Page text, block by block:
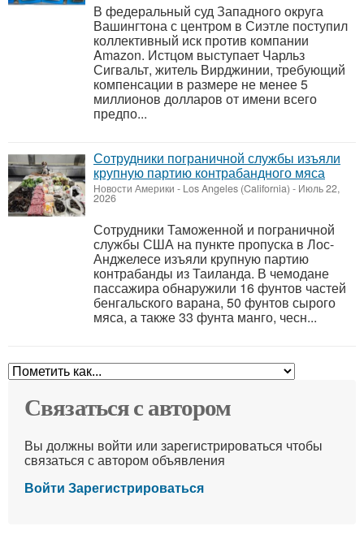
В федеральный суд Западного округа
Вашингтона с центром в Сиэтле поступил
коллективный иск против компании
Amazon. Истцом выступает Чарльз
Сигвальт, житель Вирджинии, требующий
компенсации в размере не менее 5
миллионов долларов от имени всего
предпо...
Сотрудники пограничной службы изъяли
крупную партию контрабандного мяса
Новости Америки - Los Angeles (California) - Июль 22,
2026
Сотрудники Таможенной и пограничной
службы США на пункте пропуска в Лос-
Анджелесе изъяли крупную партию
контрабанды из Таиланда. В чемодане
пассажира обнаружили 16 фунтов частей
бенгальского варана, 50 фунтов сырого
мяса, а также 33 фунта манго, чесн...
Связаться с автором
Вы должны войти или зарегистрироваться чтобы
связаться с автором объявления
Войти Зарегистрироваться